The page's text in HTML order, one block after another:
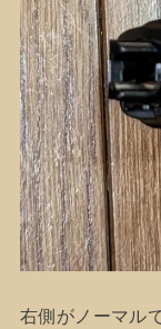
右側がノーマル